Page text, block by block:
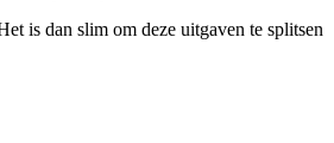
is dan slim om deze uitgaven te splitsen